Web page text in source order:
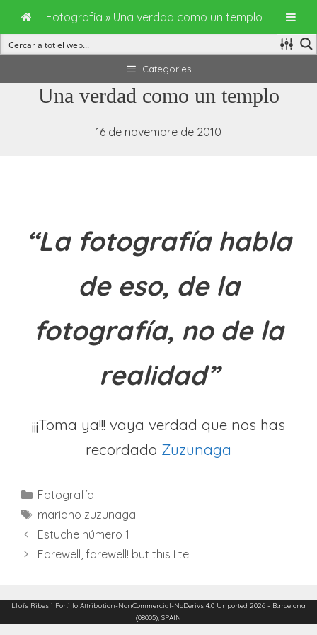
al
contingut
Categories
Una verdad como un templo
16 de novembre de 2010
“La fotografía habla
de eso, de la
fotografía, no de la
realidad”
¡¡¡Toma ya!!! vaya verdad que nos has
recordado Zuzunaga
Categories
Fotografía
Etiquetes
mariano zuzunaga
Estuche número 1
Farewell, farewell! but this I tell
Lluís Ribes i Portillo Attribution-NonCommercial-NoDerivs 4.0 Unported 2026 - Barcelona
(08005), SPAIN
Fotografía » Una verdad como un templo